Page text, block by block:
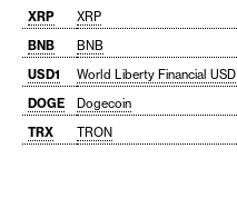
XRP
XRP
BNB
BNB
USD1
World Liberty Financial USD
DOGE
Dogecoin
TRX
TRON